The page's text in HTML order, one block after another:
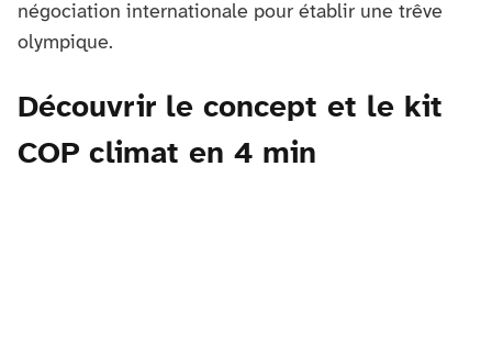
négociation internationale pour établir une trêve
olympique.
Découvrir le concept et le kit
COP climat en 4 min